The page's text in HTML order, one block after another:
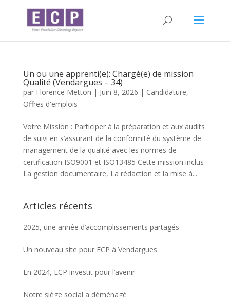
Un ou une apprenti(e): Chargé(e) de mission
Qualité (Vendargues – 34)
par Florence Metton | Juin 8, 2026 | Candidature,
Offres d'emplois
Votre Mission : Participer à la préparation et aux audits
de suivi en s’assurant de la conformité du système de
management de la qualité avec les normes de
certification ISO9001 et ISO13485 Cette mission inclus
La gestion documentaire, La rédaction et la mise à...
Articles récents
2025, une année d’accomplissements partagés
Un nouveau site pour ECP à Vendargues
En 2024, ECP investit pour l’avenir
Notre siège social a déménagé